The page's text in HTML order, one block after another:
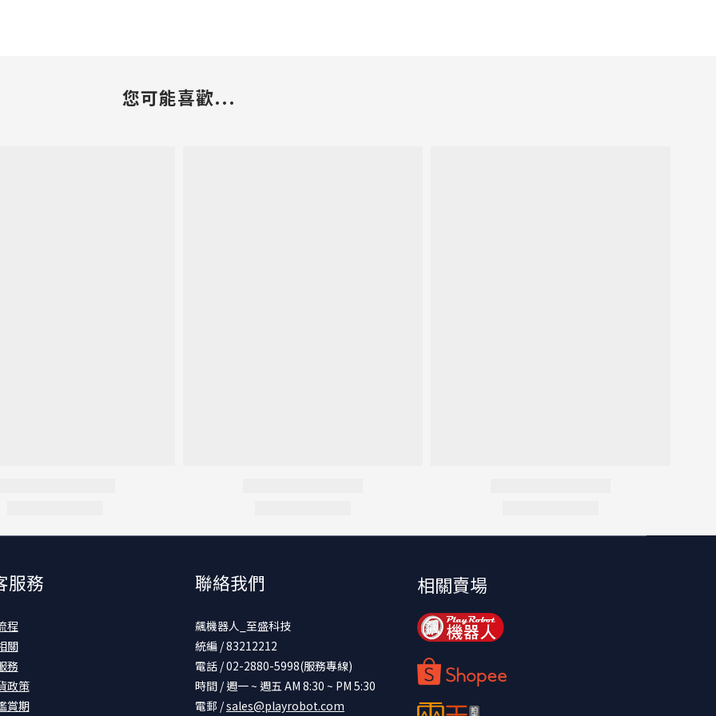
您可能喜歡...
服務
程
關
務
政策
賞期
聯絡我們
飆機器人_至盛科技
統編 / 83212212
電話 / 02-2880-5998(服務專線)
時間 / 週一 ~ 週五 AM 8:30 ~ PM 5:30
電郵 /sales@playrobot.com
相關賣場